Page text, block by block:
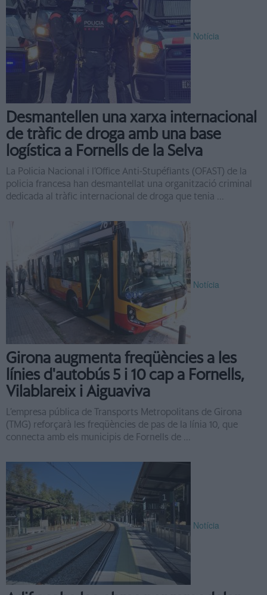
Notícia
Desmantellen una xarxa internacional
de tràfic de droga amb una base
logística a Fornells de la Selva
La Policia Nacional i l’Office Anti-Stupéfiants (OFAST) de la
policia francesa han desmantellat una organització criminal
dedicada al tràfic internacional de droga que tenia ...
Notícia
Girona augmenta freqüències a les
línies d'autobús 5 i 10 cap a Fornells,
Vilablareix i Aiguaviva
L’empresa pública de Transports Metropolitans de Girona
(TMG) reforçarà les freqüències de pas de la línia 10, que
connecta amb els municipis de Fornells de ...
Notícia